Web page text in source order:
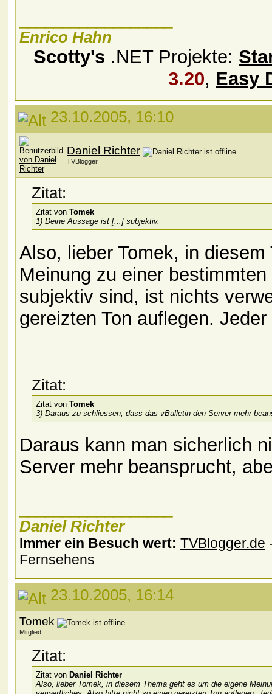
Enrico Hahn
Scotty's .NET Projekte:
3.20, Easy
23.10.2005, 16:10
Daniel Richter
TVBlogger
Zitat:
Zitat von Tomek
1) Deine Aussage ist [...] subjektiv.
Also, lieber Tomek, in
Meinung zu einer
subjektiv sind, ist nichts
gereizten Ton auflegen.
Zitat:
Zitat von Tomek
3) Daraus zu schliessen, dass das vBulletin den Server mehr
Daraus kann man sicherlich
Server mehr beansprucht,
Daniel Richter
Immer ein Besuch wert: TVBlogger.de
Fernsehens
23.10.2005, 16:14
Tomek
Mitglied
Zitat:
Zitat von Daniel Richter
Also, lieber Tomek, in diesem Thema geht es um die eigene